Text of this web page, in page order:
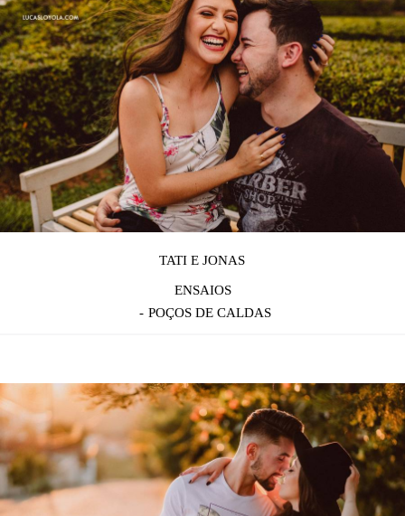
TATI E JONAS
ENSAIOS
POÇOS DE CALDAS